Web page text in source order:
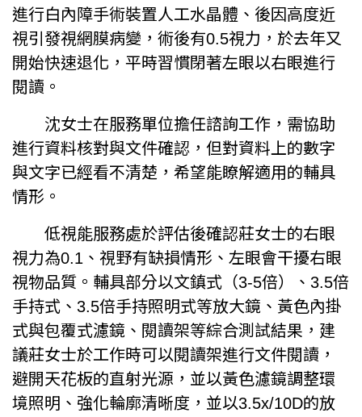
進行白內障手術裝置人工水晶體、後因高度近
視引發視網膜病變，術後有0.5視力，於去年又
開始快速退化，平時習慣閉著左眼以右眼進行
閱讀。
沈女士在服務單位擔任諮詢工作，需協助
進行資料核對與文件確認，但對資料上的數字
與文字已經看不清楚，希望能瞭解適用的輔具
情形。
低視能服務處於評估後確認莊女士的右眼
視力為0.1、視野有缺損情形、左眼會干擾右眼
視物品質。輔具部分以文鎮式（3-5倍）、3.5倍
手持式、3.5倍手持照明式等放大鏡、黃色內掛
式與包覆式濾鏡、閱讀架等綜合測試結果，建
議莊女士於工作時可以閱讀架進行文件閱讀，
避開天花板的直射光源，並以黃色濾鏡調整環
境照明、強化輪廓清晰度，並以3.5x/10D的放